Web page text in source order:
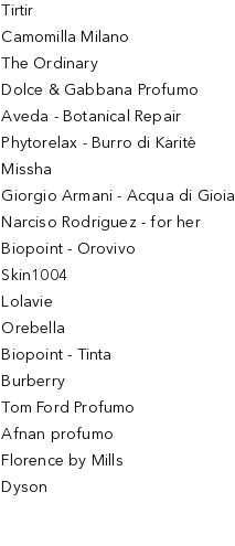
Tirtir
Camomilla Milano
The Ordinary
Dolce & Gabbana Profumo
Aveda - Botanical Repair
Phytorelax - Burro di Karitè
Missha
Giorgio Armani - Acqua di Gioia
Narciso Rodriguez - for her
Biopoint - Orovivo
Skin1004
Lolavie
Orebella
Biopoint - Tinta
Burberry
Tom Ford Profumo
Afnan profumo
Florence by Mills
Dyson